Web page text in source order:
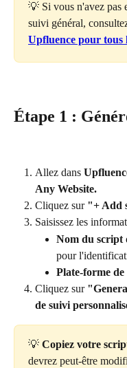
💡 Si vous n'avez pas
suivi général,
Upfluence pour tous
Étape 1 :
Allez dans
Any Website.
Cliquez sur "+ Add
Saisissez les
Nom du script
pour
Plate-forme de
Cliquez sur
de suivi
💡 Copiez votre
devrez peut-être